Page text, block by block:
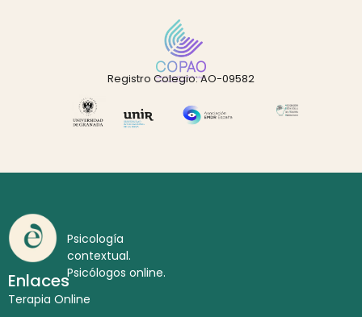
Registro Colegio: AO-09582
Psicología
contextual.
Psicólogos online.
Enlaces
Terapia Online